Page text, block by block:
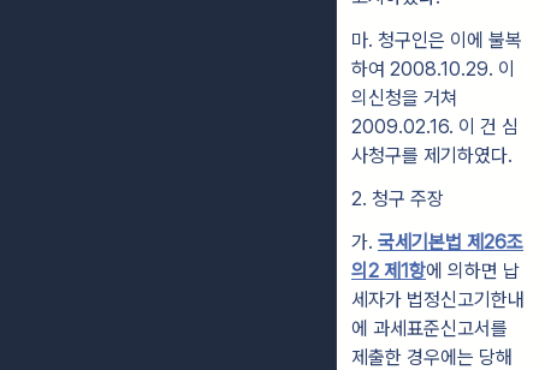
마. 청구인은 이에 불복
하여 2008.10.29. 이
의신청을 거쳐
2009.02.16. 이 건 심
사청구를 제기하였다.
2. 청구 주장
가. 국세기본법 제26조
의2 제1항에 의하면 납
세자가 법정신고기한내
에 과세표준신고서를
제출한 경우에는 당해